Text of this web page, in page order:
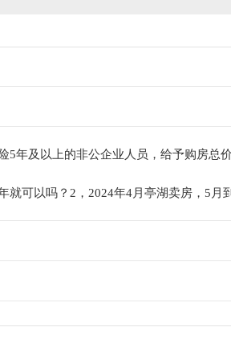
5年及以上的非公企业人员，给予购房
就可以吗？2，2024年4月亭湖卖房，5月